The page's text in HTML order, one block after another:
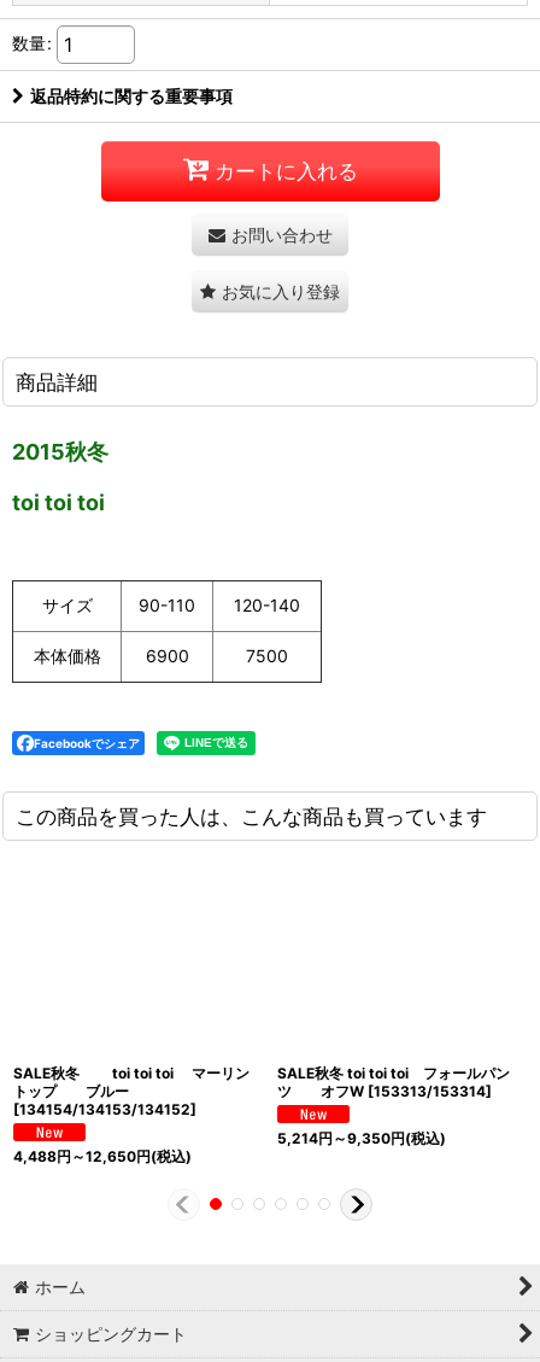
数量:
返品特約に関する重要事項
カートに入れる
お問い合わせ
お気に入り登録
商品詳細
2015秋冬
toi toi toi
サイズ 90-110 120-140
本体価格 6900 7500
Facebookでシェア
この商品を買った人は、こんな商品も買っています
SALE秋冬 toi toi toi マーリン
トップ ブルー
[134154/134153/134152]
4,488円 ～12,650円(税込)
SALE秋冬 toi toi toi フォールパン
ツ オフW [153313/153314]
5,214円 ～9,350円(税込)
ホーム
ショッピングカート